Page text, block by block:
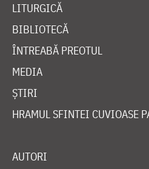
LITURGICĂ
BIBLIOTECĂ
ÎNTREABĂ PREOTUL
MEDIA
ȘTIRI
HRAMUL SFINTEI CUVIOASE
AUTORI